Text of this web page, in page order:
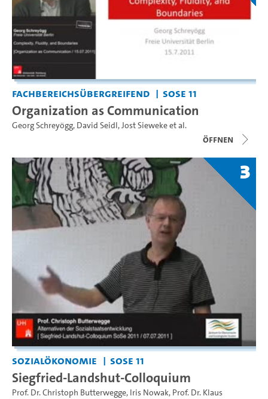
Fachbereichsübergreifend SoSe 11
Organization as Communication
Georg Schreyögg, David Seidl,Jost Siewekeet al.
Öffnen
3
Sozialökonomie SoSe 11
Siegfried-Landshut-Colloquium
Prof. Dr. Christoph Butterwegge, Iris Nowak, Prof. Dr. Klaus